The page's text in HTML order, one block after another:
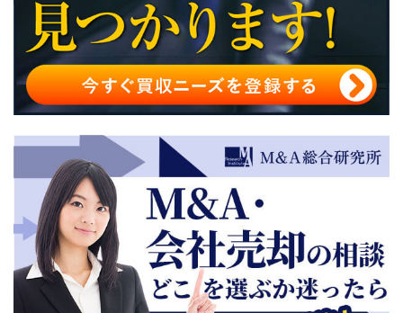
M&Aの手数料・報酬を抑えたい際におすすめの仲介会社
M&Aの手数料まとめ